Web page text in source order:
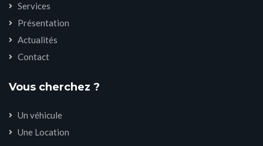
Services
Présentation
Actualités
Contact
Vous cherchez ?
Un véhicule
Une Location